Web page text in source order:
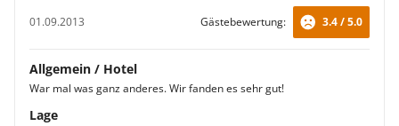
01.09.2013
Gästebewertung: 3.4 / 5.0
Allgemein / Hotel
War mal was ganz anderes. Wir fanden es sehr gut!
Lage